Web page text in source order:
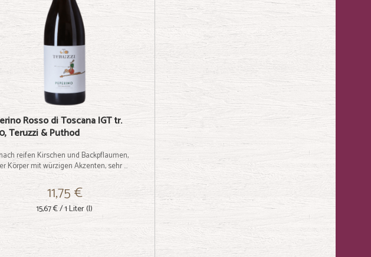
Rosso di Toscana IGT tr.
Teruzzi & Puthod
reifen Kirschen und Backpflaumen,
Körper mit würzigen Akzenten, sehr ...
11,75 €
15,67 €/ 1 Liter (l)